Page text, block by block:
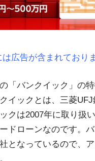
は広告が含まれており
「バンクイック」の
イックとは、三菱
クは2007年に取り扱
ドローンなのです。
となっているので、